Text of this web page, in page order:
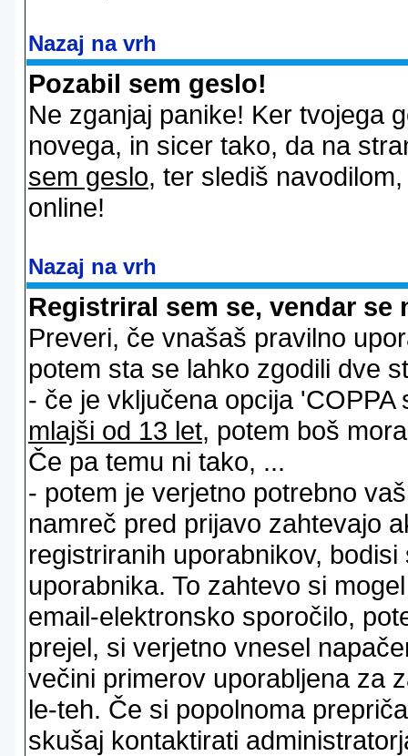
Nazaj na vrh
Pozabil sem geslo!
Ne zganjaj panike! Ker tvojega
novega, in sicer tako, da na
sem geslo, ter slediš
online!
Nazaj na vrh
Registriral sem se, vendar
Preveri, če vnašaš pravilno
potem sta se lahko zgodili dve
- če je vključena opcija
mlajši od 13 let, potem boš
Če pa temu ni tako, ...
- potem je verjetno potrebno
namreč pred prijavo zahtevajo
registriranih uporabnikov,
uporabnika. To zahtevo si
email-elektronsko sporočilo,
prejel, si verjetno vnesel
večini primerov uporabljena za
le-teh. Če si popolnoma
skušaj kontaktirati